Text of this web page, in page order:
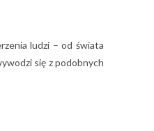
ludzi – od świata
się z podobnych